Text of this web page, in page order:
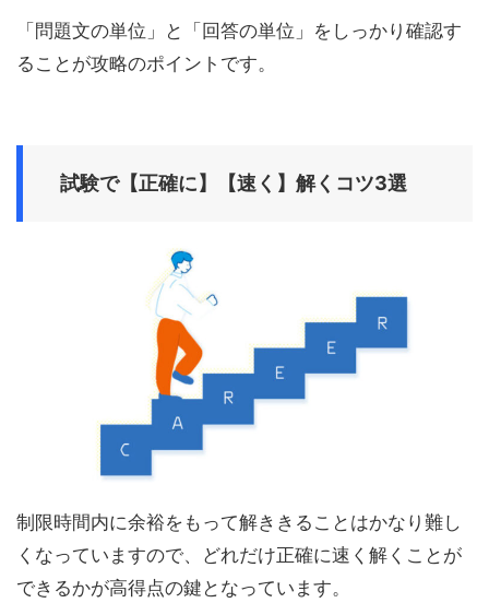
「問題文の単位」と「回答の単位」をしっかり確認す
ることが攻略のポイントです。
試験で【正確に】【速く】解くコツ3選
制限時間内に余裕をもって解ききることはかなり難し
くなっていますので、どれだけ正確に速く解くことが
できるかが高得点の鍵となっています。